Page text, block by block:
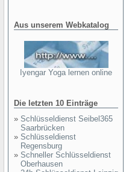
Aus unserem Webkatalog
Iyengar Yoga lernen online
Die letzten 10 Einträge
» Schlüsseldienst Seibel365
Saarbrücken
» Schlüsseldienst
Regensburg
» Schneller Schlüsseldienst
Oberhausen